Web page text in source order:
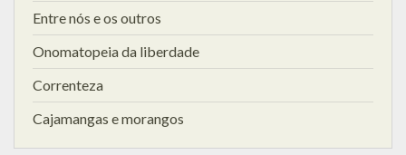
Entre nós e os outros
Onomatopeia da liberdade
Correnteza
Cajamangas e morangos